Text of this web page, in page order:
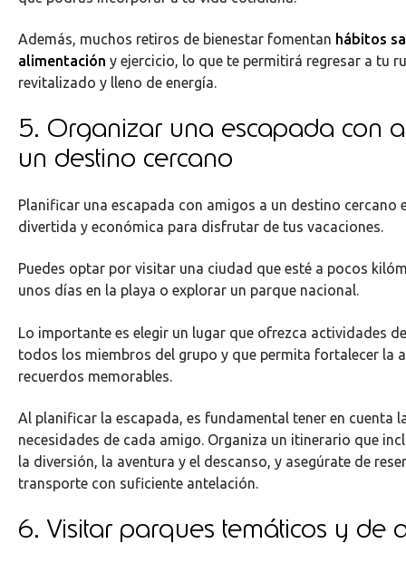
Además, muchos retiros de bienestar fomentan hábitos
alimentación y ejercicio, lo que te permitirá regresar a tu
revitalizado y lleno de energía.
5. Organizar una escapada con
un destino cercano
Planificar una escapada con amigos a un destino cercano
divertida y económica para disfrutar de tus vacaciones.
Puedes optar por visitar una ciudad que esté a pocos
unos días en la playa o explorar un parque nacional.
Lo importante es elegir un lugar que ofrezca actividades
todos los miembros del grupo y que permita fortalecer la
recuerdos memorables.
Al planificar la escapada, es fundamental tener en cuenta
necesidades de cada amigo. Organiza un itinerario que
la diversión, la aventura y el descanso, y asegúrate de
transporte con suficiente antelación.
6. Visitar parques temáticos y de